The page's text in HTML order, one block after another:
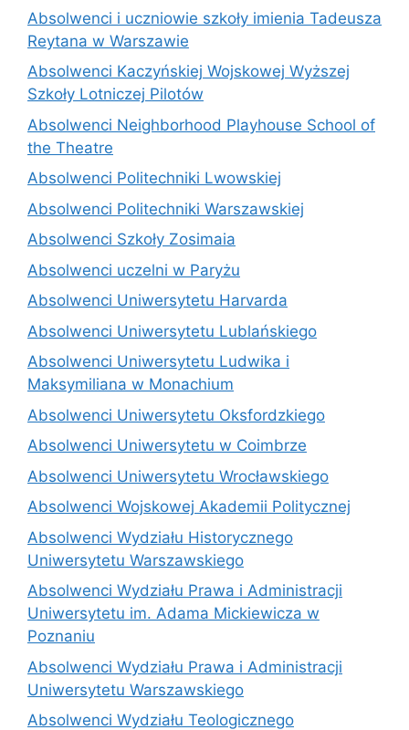
Absolwenci i uczniowie szkoły imienia Tadeusza
Reytana w Warszawie
Absolwenci Kaczyńskiej Wojskowej Wyższej
Szkoły Lotniczej Pilotów
Absolwenci Neighborhood Playhouse School of
the Theatre
Absolwenci Politechniki Lwowskiej
Absolwenci Politechniki Warszawskiej
Absolwenci Szkoły Zosimaia
Absolwenci uczelni w Paryżu
Absolwenci Uniwersytetu Harvarda
Absolwenci Uniwersytetu Lublańskiego
Absolwenci Uniwersytetu Ludwika i
Maksymiliana w Monachium
Absolwenci Uniwersytetu Oksfordzkiego
Absolwenci Uniwersytetu w Coimbrze
Absolwenci Uniwersytetu Wrocławskiego
Absolwenci Wojskowej Akademii Politycznej
Absolwenci Wydziału Historycznego
Uniwersytetu Warszawskiego
Absolwenci Wydziału Prawa i Administracji
Uniwersytetu im. Adama Mickiewicza w
Poznaniu
Absolwenci Wydziału Prawa i Administracji
Uniwersytetu Warszawskiego
Absolwenci Wydziału Teologicznego